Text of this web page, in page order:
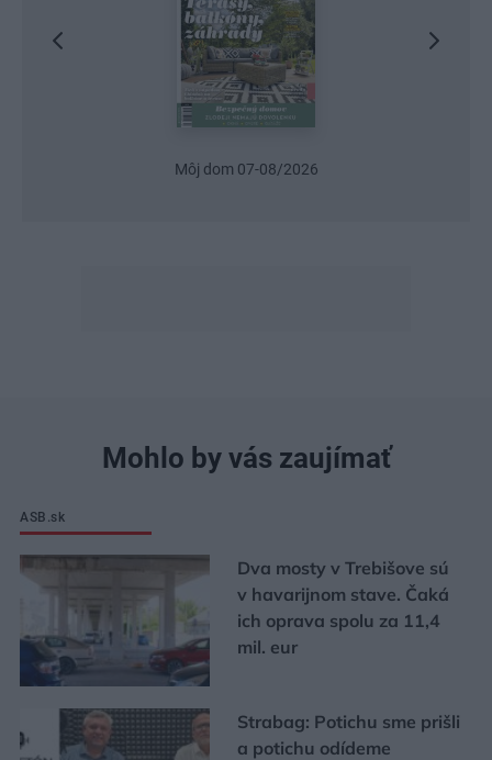
Urob si sám 6/2026
Mohlo by vás zaujímať
ASB.sk
Dva mosty v Trebišove sú
v havarijnom stave. Čaká
ich oprava spolu za 11,4
mil. eur
Strabag: Potichu sme prišli
a potichu odídeme